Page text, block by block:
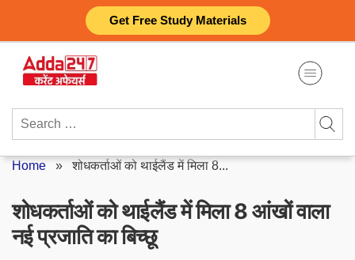
Get Free Study Materials
content
Search
Home »शोधकर्ताओं को थाईलैंड में मिला 8...
शोधकर्ताओं को थाईलैंड में मिला 8 आंखों वाला
नई प्रजाति का बिच्छू